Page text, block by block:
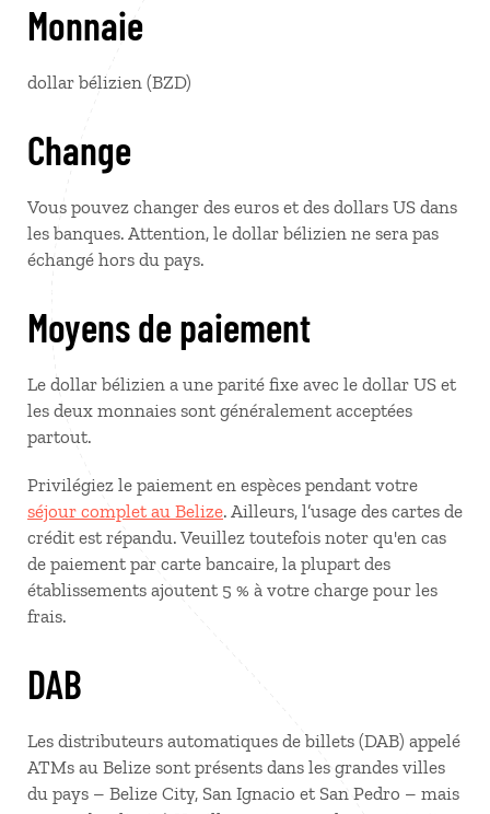
Monnaie
dollar bélizien (BZD)
Change
Vous pouvez changer des euros et des dollars US dans
les banques. Attention, le dollar bélizien ne sera pas
échangé hors du pays.
Moyens de paiement
Le dollar bélizien a une parité fixe avec le dollar US et
les deux monnaies sont généralement acceptées
partout.
Privilégiez le paiement en espèces pendant votre
séjour complet au Belize. Ailleurs, l’usage des cartes de
crédit est répandu. Veuillez toutefois noter qu'en cas
de paiement par carte bancaire, la plupart des
établissements ajoutent 5 % à votre charge pour les
frais.
DAB
Les distributeurs automatiques de billets (DAB) appelé
ATMs au Belize sont présents dans les grandes villes
du pays – Belize City, San Ignacio et San Pedro – mais